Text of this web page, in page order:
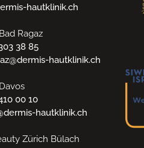
hautklinik.ch
Ragaz
38 85
hautklinik.ch
00 10
hautklinik.ch
Zürich Bülach